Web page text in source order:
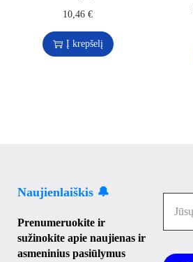
10,46€
Į krepšelį
Naujienlaiškis 🔔
Prenumeruokite ir
sužinokite apie naujienas ir
asmeninius pasiūlymus